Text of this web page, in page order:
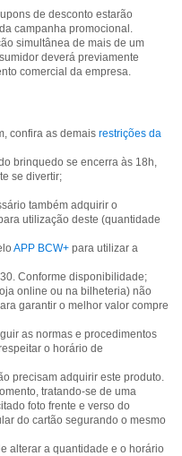
de desconto estarão
campanha promocional.
simultânea de mais de um
deverá previamente
comercial da empresa.
confira as demais restrições da
brinquedo se encerra às 18h,
se divertir;
também adquirir o
utilização deste (quantidade
APP BCW+ para utilizar a
Conforme disponibilidade;
online ou na bilheteria) não
garantir o melhor valor compre
as normas e procedimentos
o horário de
precisam adquirir este produto.
tratando-se de uma
foto frente e verso do
do cartão segurando o mesmo
alterar a quantidade e o horário